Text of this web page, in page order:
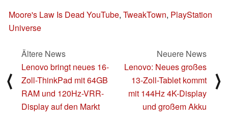
Moore's Law Is Dead YouTube, TweakTown, PlayStation
Universe
⟨
Ältere News
Lenovo bringt neues 16-
Zoll-ThinkPad mit 64GB
RAM und 120Hz-VRR-
Display auf den Markt
Neuere News
Lenovo: Neues großes
13-Zoll-Tablet kommt
mit 144Hz 4K-Display
und großem Akku
⟩